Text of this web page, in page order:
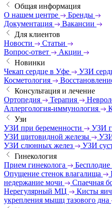
Общая информация
О нашем центре
Бренды
Документация
Вакансии
Для клиентов
Новости
Статьи
Вопрос-ответ
Акции
Новинки
Чекап сердце в Уфе
УЗИ
Косметология
Консультация и лечение
Ортопедия
Терапия
Аллергология-иммунология
Узи
УЗИ при беременности
УЗИ
УЗИ щитовидной железы
УЗИ слюнных желез
УЗИ
Гинекология
Прием гинеколога
Бесплодие
Опущение стенок влагалища
недержание мочи
Спаечная
Нерегулярный МЦ
Кисты
укрепления мышц тазового дна